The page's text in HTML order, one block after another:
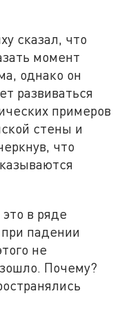
сказал, что
момент
однако он
развиваться
примеров
стены и
что
в ряде
падении
не
Почему?